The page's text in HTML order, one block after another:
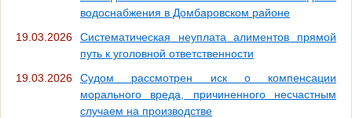
водоснабжения в Домбаровском районе
19.03.2026
Систематическая неуплата алиментов прямой
путь к уголовной ответственности
19.03.2026
Судом рассмотрен иск о компенсации
морального вреда, причиненного несчастным
случаем на производстве